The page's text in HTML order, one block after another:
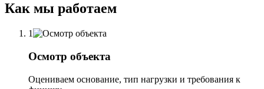
Как мы работаем
1
Осмотр объекта
Оцениваем основание, тип нагрузки и требования к